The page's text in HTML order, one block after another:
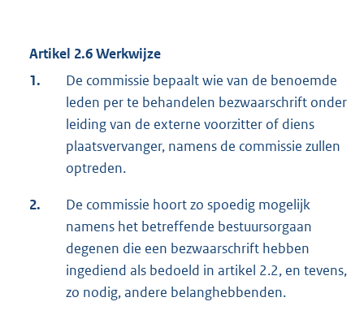
Artikel 2.6 Werkwijze
1.
De commissie bepaalt wie van de benoemde
leden per te behandelen bezwaarschrift onder
leiding van de externe voorzitter of diens
plaatsvervanger, namens de commissie zullen
optreden.
2.
De commissie hoort zo spoedig mogelijk
namens het betreffende bestuursorgaan
degenen die een bezwaarschrift hebben
ingediend als bedoeld in artikel 2.2, en tevens,
zo nodig, andere belanghebbenden.